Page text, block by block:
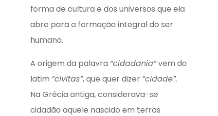
forma de cultura e dos universos que ela
abre para a formação integral do ser
humano.
A origem da palavra “cidadania”vem do
latim “civitas”, que quer dizer “cidade”.
Na Grécia antiga, considerava-se
cidadão aquele nascido em terras